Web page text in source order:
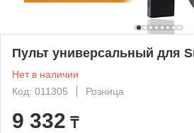
Пульт универсальный для
Нет в наличии
Код: 011305
Розница
9 332 ₸